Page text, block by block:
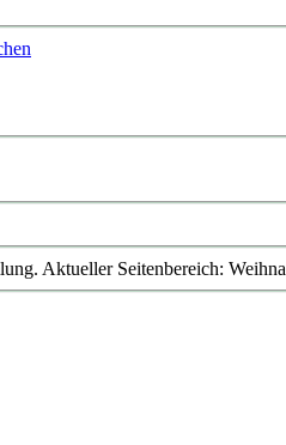
Aktueller Seitenbereich: